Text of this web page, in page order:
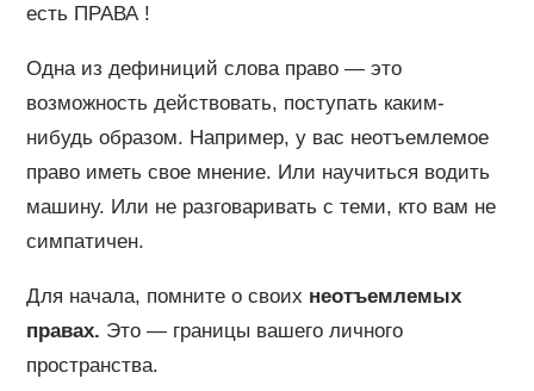
есть ПРАВА !
Одна из дефиниций слова право — это
возможность действовать, поступать каким-
нибудь образом. Например, у вас неотъемлемое
право иметь свое мнение. Или научиться водить
машину. Или не разговаривать с теми, кто вам не
симпатичен.
Для начала, помните о своих неотъемлемых
правах. Это — границы вашего личного
пространства.